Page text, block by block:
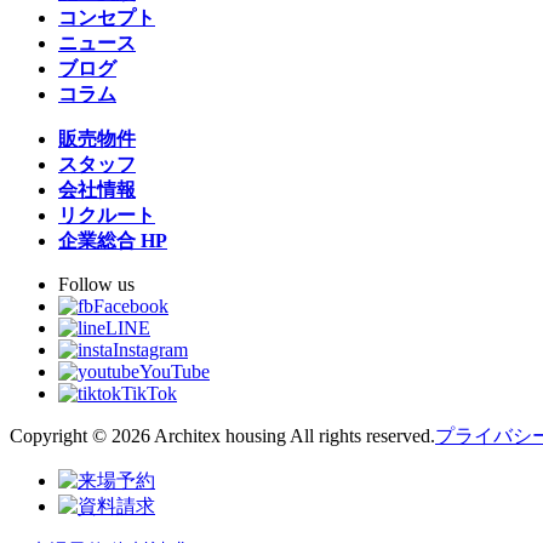
コンセプト
ニュース
ブログ
コラム
販売物件
スタッフ
会社情報
リクルート
企業総合 HP
Follow us
Facebook
LINE
Instagram
YouTube
TikTok
Copyright © 2026 Architex housing All rights reserved.プライバシ